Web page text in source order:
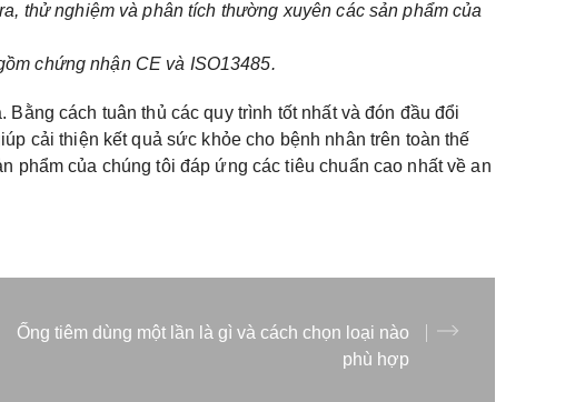
thử nghiệm và phân tích thường xuyên các sản phẩm của
chứng nhận CE và ISO13485.
cách tuân thủ các quy trình tốt nhất và đón đầu đổi
cải thiện kết quả sức khỏe cho bệnh nhân trên toàn thế
phẩm của chúng tôi đáp ứng các tiêu chuẩn cao nhất về an
Ống tiêm dùng một lần là gì và cách chọn loại nào
phù hợp